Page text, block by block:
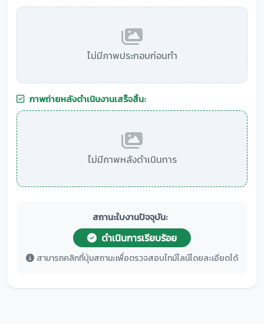
ไม่มีภาพประกอบก่อนทำ
ภาพถ่ายหลังดำเนินงานเสร็จสิ้น:
ไม่มีภาพหลังดำเนินการ
สถานะใบงานปัจจุบัน:
ดำเนินการเรียบร้อย
สามารถคลิกที่ปุ่มสถานะเพื่อตรวจสอบไทม์ไลน์โดยละเอียดได้